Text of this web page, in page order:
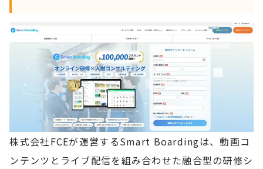
株式会社FCEが運営するSmart Boardingは、動画コ
ンテンツとライブ配信を組み合わせた融合型の研修シ